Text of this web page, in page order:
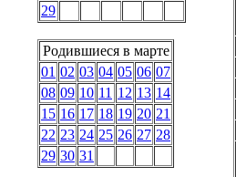
29
Родившиеся в марте
01 02 03 04 05 06 07
08 09 10 11 12 13 14
15 16 17 18 19 20 21
22 23 24 25 26 27 28
29 30 31